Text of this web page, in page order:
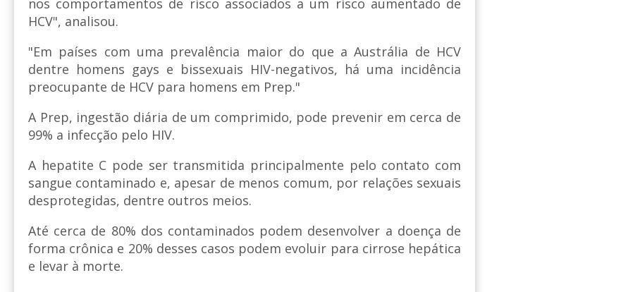
nos comportamentos de risco associados a um risco aumentado de
HCV", analisou.
"Em países com uma prevalência maior do que a Austrália de HCV
dentre homens gays e bissexuais HIV-negativos, há uma incidência
preocupante de HCV para homens em Prep."
A Prep, ingestão diária de um comprimido, pode prevenir em cerca de
99% a infecção pelo HIV.
A hepatite C pode ser transmitida principalmente pelo contato com
sangue contaminado e, apesar de menos comum, por relações sexuais
desprotegidas, dentre outros meios.
Até cerca de 80% dos contaminados podem desenvolver a doença de
forma crônica e 20% desses casos podem evoluir para cirrose hepática
e levar à morte.